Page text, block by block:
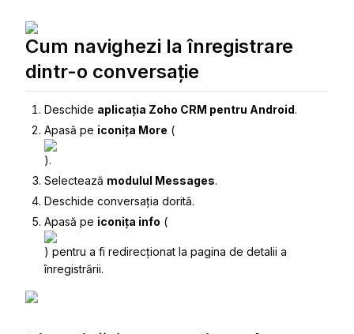
Cum navighezi la înregistrare
dintr-o conversație
Deschide aplicația Zoho CRM pentru Android.
Apasă pe iconița More (
).
Selectează modulul Messages.
Deschide conversația dorită.
Apasă pe iconița info (
) pentru a fi redirecționat la pagina de detalii a
înregistrării.